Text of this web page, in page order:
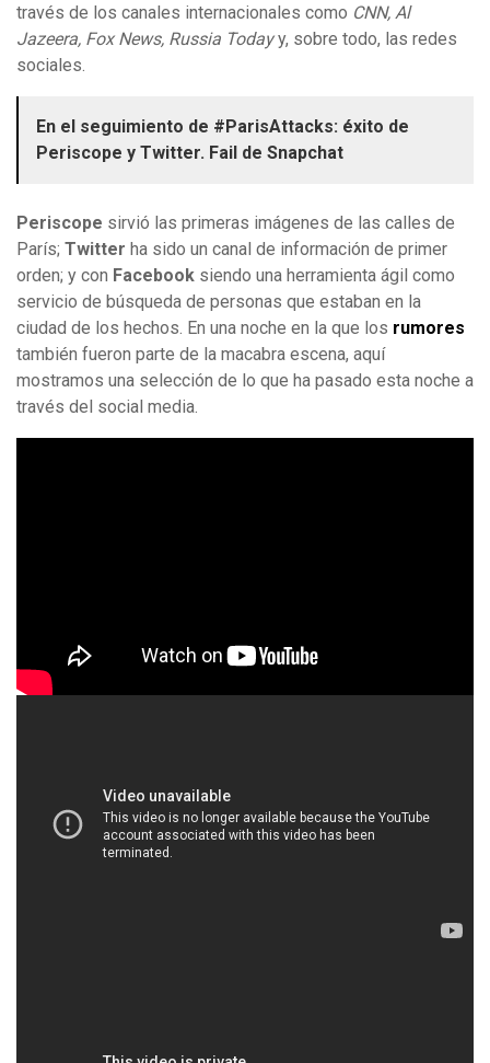
través de los canales internacionales como CNN, Al
Jazeera, Fox News, Russia Todayy, sobre todo, las redes
sociales.
En el seguimiento de #ParisAttacks: éxito de
Periscope y Twitter. Fail de Snapchat
Periscope sirvió las primeras imágenes de las calles de
París; Twitter ha sido un canal de información de primer
orden; y con Facebook siendo una herramienta ágil como
servicio de búsqueda de personas que estaban en la
ciudad de los hechos. En una noche en la que los rumores
también fueron parte de la macabra escena, aquí
mostramos una selección de lo que ha pasado esta noche a
través del social media.